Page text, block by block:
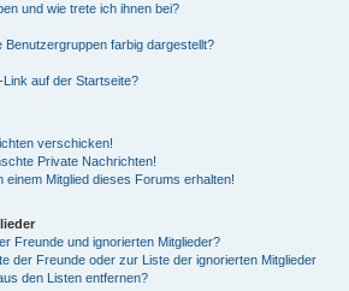
und wie trete ich ihnen bei?
farbig dargestellt?
Link auf der Startseite?
verschicken!
Private Nachrichten!
einem Mitglied dieses Forums erhalten!
Freunde und ignorierten Mitglieder?
der Freunde oder zur Liste der ignorierten Mitglieder
den Listen entfernen?